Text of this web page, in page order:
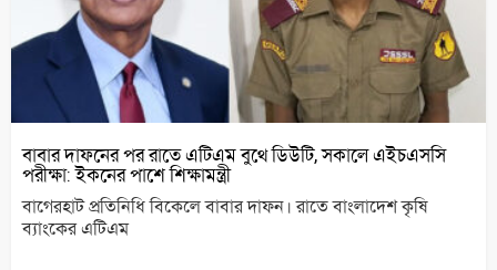
বাবার দাফনের পর রাতে এটিএম বুথে ডিউটি, সকালে এইচএসসি
পরীক্ষা: ইকনের পাশে শিক্ষামন্ত্রী
বাগেরহাট প্রতিনিধি বিকেলে বাবার দাফন। রাতে বাংলাদেশ কৃষি
ব্যাংকের এটিএম